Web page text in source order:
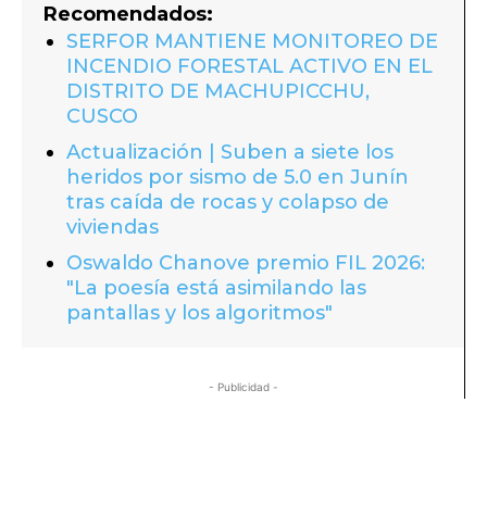
Recomendados:
SERFOR MANTIENE MONITOREO DE
INCENDIO FORESTAL ACTIVO EN EL
DISTRITO DE MACHUPICCHU,
CUSCO
Actualización | Suben a siete los
heridos por sismo de 5.0 en Junín
tras caída de rocas y colapso de
viviendas
Oswaldo Chanove premio FIL 2026:
"La poesía está asimilando las
pantallas y los algoritmos"
- Publicidad -